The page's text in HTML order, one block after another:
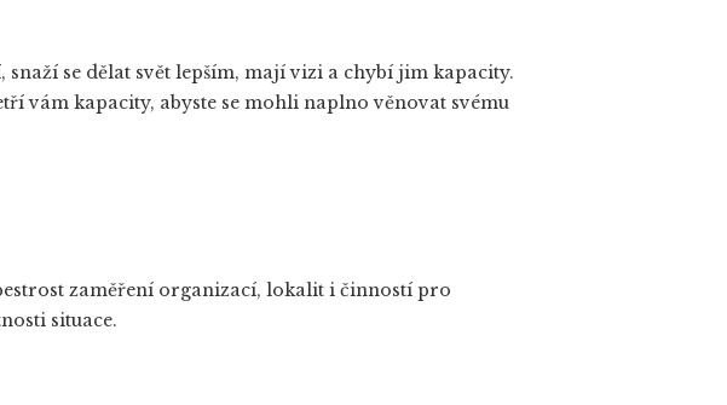
snaží se dělat svět lepším, mají vizi a chybí jim kapacity.
vám kapacity, abyste se mohli naplno věnovat svému
zaměření organizací, lokalit i činností pro
situace.